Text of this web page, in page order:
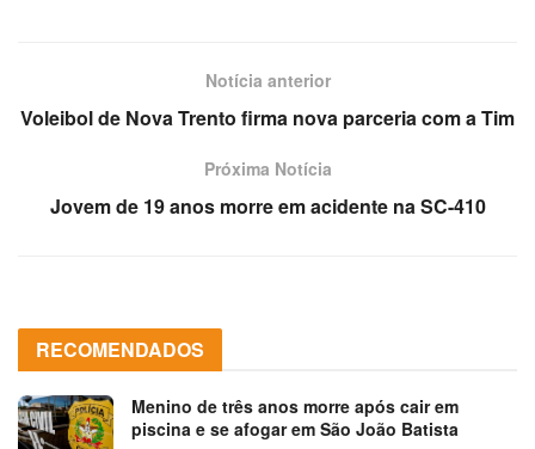
Notícia anterior
Voleibol de Nova Trento firma nova parceria com a Tim
Próxima Notícia
Jovem de 19 anos morre em acidente na SC-410
RECOMENDADOS
Menino de três anos morre após cair em
piscina e se afogar em São João Batista